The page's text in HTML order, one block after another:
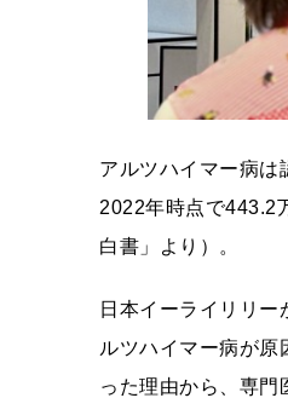
アルツハイマー病は
2022年時点で443.2
白書」より）。
日本イーライリリ
ルツハイマー病が
った理由から、専門